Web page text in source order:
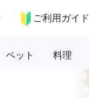
ご利用ガイド
ペット 料理